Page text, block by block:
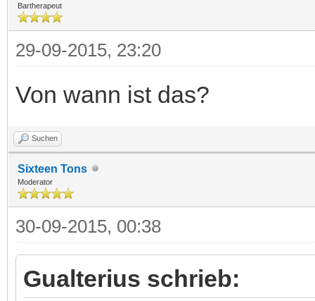
Bartherapeut
29-09-2015, 23:20
Von wann ist das?
Suchen
Sixteen Tons
Moderator
30-09-2015, 00:38
Gualterius schrieb: